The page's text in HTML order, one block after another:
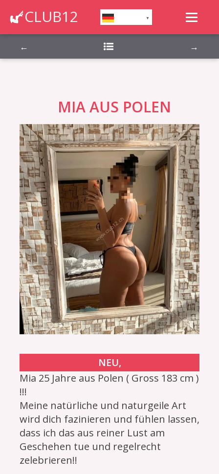
CLUB12 ▼
← →
Montag, Dienstag, Mittwoch, Donnerstag,
Freitag, Samstag, Sonntag,
MIA AUS POLEN
NEU,
Mia 25 Jahre aus Polen ( Gross 183 cm )
!!!
Meine natürliche und naturgeile Art
wird dich fazinieren und fühlen lassen,
dass ich das aus reiner Lust am
Geschehen tue und regelrecht
zelebrieren!!